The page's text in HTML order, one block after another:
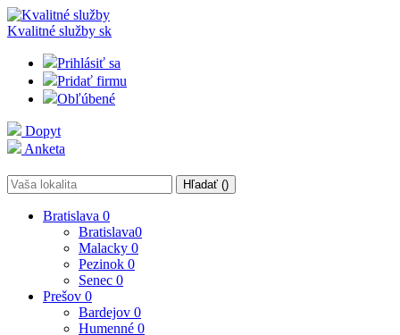
Kvalitné služby sk
Prihlásiť sa
Pridať firmu
Obľúbené
Dopyt
Anketa
Hľadať ()
Bratislava 0
Bratislava0
Malacky 0
Pezinok 0
Senec 0
Prešov 0
Bardejov 0
Humenné 0